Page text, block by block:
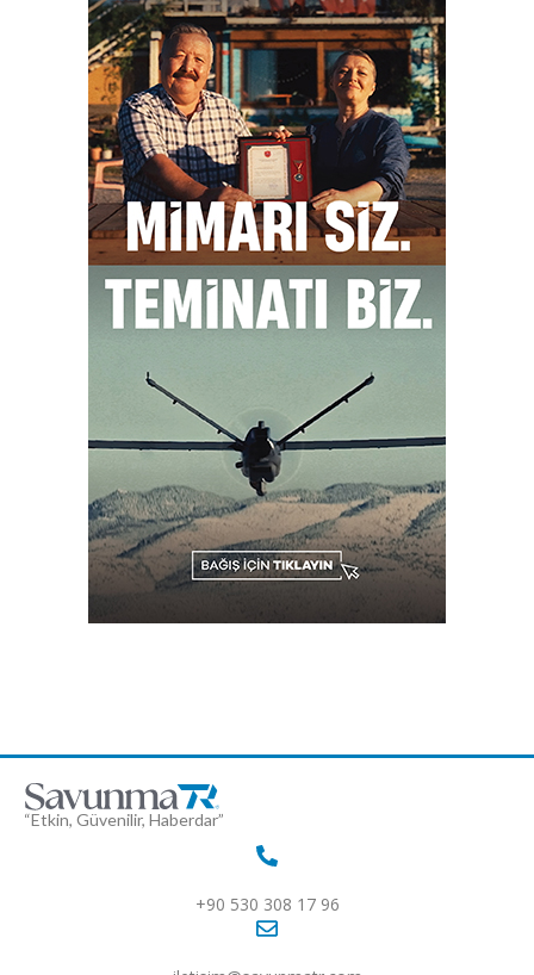
“Etkin, Güvenilir, Haberdar”
+90 530 308 17 96